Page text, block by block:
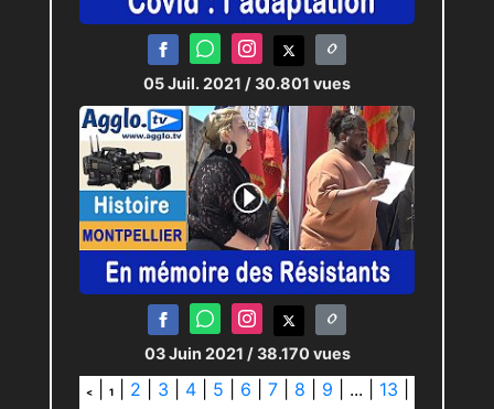
05 Juil. 2021 / 30.801 vues
03 Juin 2021 / 38.170 vues
<| 1| 2 3 4| 5 6 7| 8 9 ... 13